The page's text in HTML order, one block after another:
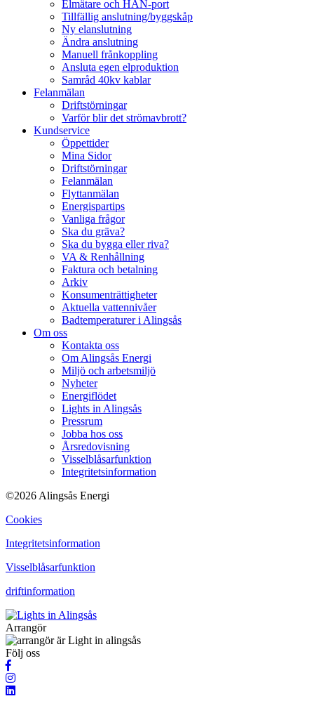
Elmätare och HAN-port
Tillfällig anslutning/byggskåp
Ny elanslutning
Ändra anslutning
Manuell frånkoppling
Ansluta egen elproduktion
Samråd 40kv kablar
Felanmälan
Driftstörningar
Varför blir det strömavbrott?
Kundservice
Öppettider
Mina Sidor
Driftstörningar
Felanmälan
Flyttanmälan
Energispartips
Vanliga frågor
Ska du gräva?
Ska du bygga eller riva?
VA & Renhållning
Faktura och betalning
Arkiv
Konsumenträttigheter
Aktuella vattennivåer
Badtemperaturer i Alingsås
Om oss
Kontakta oss
Om Alingsås Energi
Miljö och arbetsmiljö
Nyheter
Energiflödet
Lights in Alingsås
Pressrum
Jobba hos oss
Årsredovisning
Visselblåsarfunktion
Integritetsinformation
©2026 Alingsås Energi
Cookies
Integritetsinformation
Visselblåsarfunktion
driftinformation
Arrangör
Följ oss